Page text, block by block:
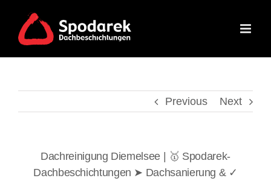
content
Previous Next
Dachreinigung Diemelsee | 🥇 Spodarek-
Dachbeschichtungen ➤ Dachsanierung & ✓